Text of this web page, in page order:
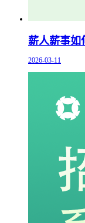
薪人薪事如
2026-03-11